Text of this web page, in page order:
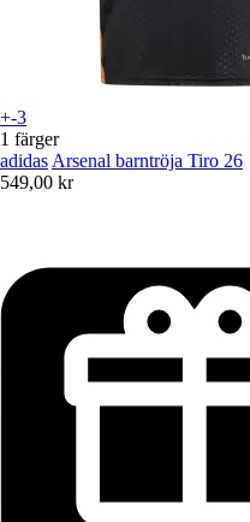
+-3
1 färger
adidas Arsenal barntröja Tiro 26
549,00 kr